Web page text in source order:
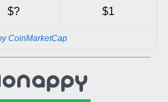
$? $1
CoinMarketCap